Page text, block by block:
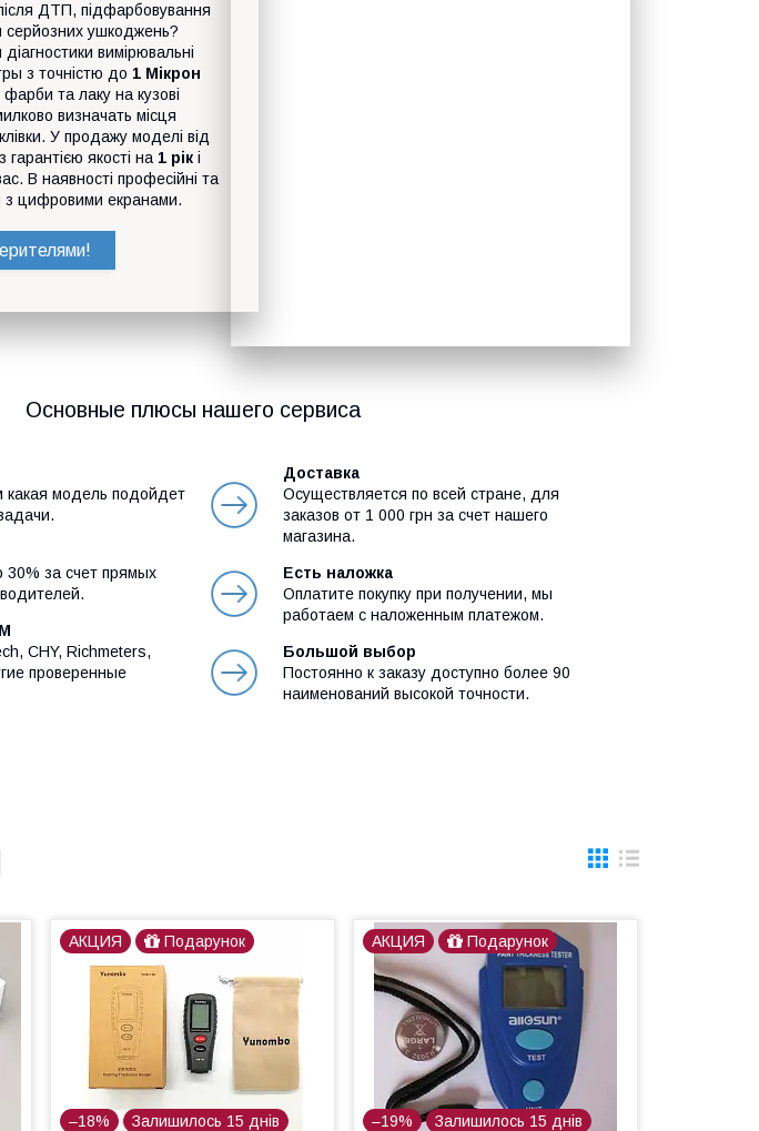
ДТП, підфарбовування
серйозних ушкоджень?
вимірювальні
з точністю до 1 Мікрон
та лаку на кузові
визначать місця
У продажу моделі від
гарантією якості на 1 рік і
В наявності професійні та
з цифровими екранами.
Основные плюсы нашего сервиса
какая модель подойдет
за счет прямых
CHY, Richmeters,
проверенные
Доставка
Осуществляется по всей стране, для
заказов от 1 000 грн за счет нашего
магазина.
Есть наложка
Оплатите покупку при получении, мы
работаем с наложенным платежом.
Большой выбор
Постоянно к заказу доступно более 90
наименований высокой точности.
АКЦИЯ Подарунок
–18% Залишилось 15 днів
АКЦИЯ Подарунок
–19% Залишилось 15 днів